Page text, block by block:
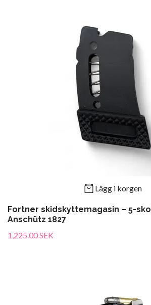
Lägg i korgen
Fortner skidskyttemagasin – 5-
Anschütz 1827
1,225.00 SEK